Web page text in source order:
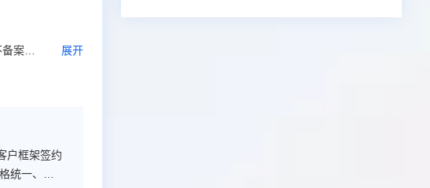
案的
展开
户框架签约
统一、透